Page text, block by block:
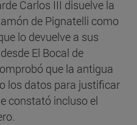
Carlos III disuelve la
de Pignatelli como
lo devuelve a sus
El Bocal de
que la antigua
los datos para justificar
constató incluso el